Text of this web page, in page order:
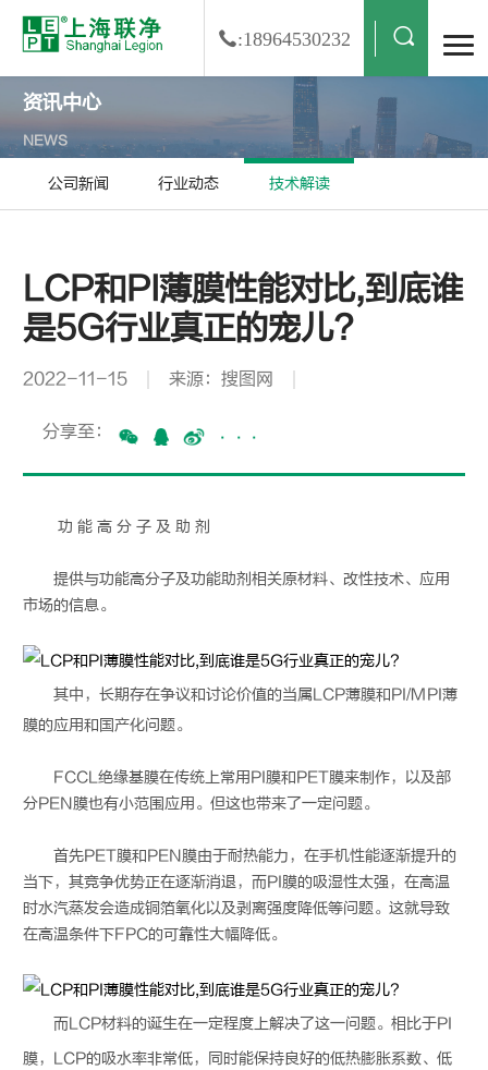
:18964530232
资讯中心
NEWS
公司新闻 行业动态 技术解读
LCP和PI薄膜性能对比,到底谁
是5G行业真正的宠儿?
2022-11-15 来源：搜图网
分享至： ···
功 能 高 分 子 及 助 剂
提供与功能高分子及功能助剂相关原材料、改性技术、应用
市场的信息。
其中，长期存在争议和讨论价值的当属LCP薄膜和PI/MPI薄
膜的应用和国产化问题。
FCCL绝缘基膜在传统上常用PI膜和PET膜来制作，以及部
分PEN膜也有小范围应用。但这也带来了一定问题。
首先PET膜和PEN膜由于耐热能力，在手机性能逐渐提升的
当下，其竞争优势正在逐渐消退，而PI膜的吸湿性太强，在高温
时水汽蒸发会造成铜箔氧化以及剥离强度降低等问题。这就导致
在高温条件下FPC的可靠性大幅降低。
而LCP材料的诞生在一定程度上解决了这一问题。相比于PI
膜， LCP的吸水率非常低，同时能保持良好的低热膨胀系数、低